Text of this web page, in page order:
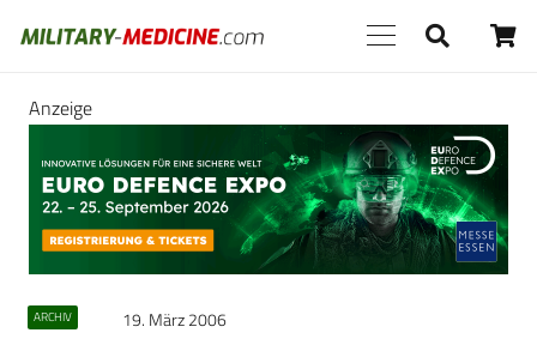
Anzeige
ARCHIV 19. März 2006